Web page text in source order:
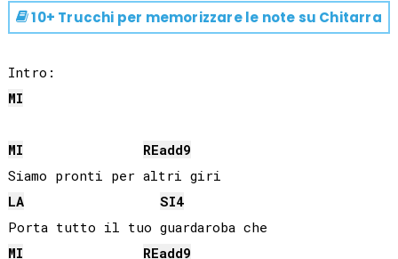
10+ Trucchi per memorizzare le note su Chitarra
MI
MI REadd9
LA
SI4
MI
REadd9